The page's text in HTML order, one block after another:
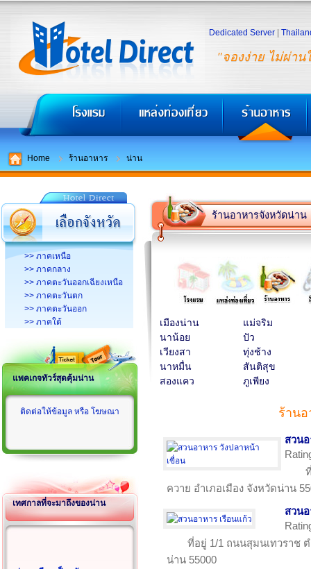
"จองง่าย ไม่ผ่าน
Dedicated Server
Home ร้านอาหาร น่าน
>> ภาคเหนือ
>> ภาคกลาง
>> ภาคตะวันออกเฉียงเหนือ
>> ภาคตะวันตก
>> ภาคตะวันออก
>> ภาคใต้
แพคเกจทัวร์สุดคุ้มน่าน
ติดต่อให้ข้อมูล หรือ โฆษณา
เทศกาลที่จะมาถึงของน่าน
ร้านอาหารจังหวัดน่าน
เมืองน่าน
แม่จริม
นาน้อย
ปัว
เวียงสา
ทุ่งช้าง
นาหมื่น
สันติสุข
สองแคว
ภูเพียง
ร้าน
สวน
ควาย อำเภอเมือง จังหวัดน่าน
สวน
ที่อยู่ 1/1 ถนนสุมนเทวราช ต
น่าน 55000